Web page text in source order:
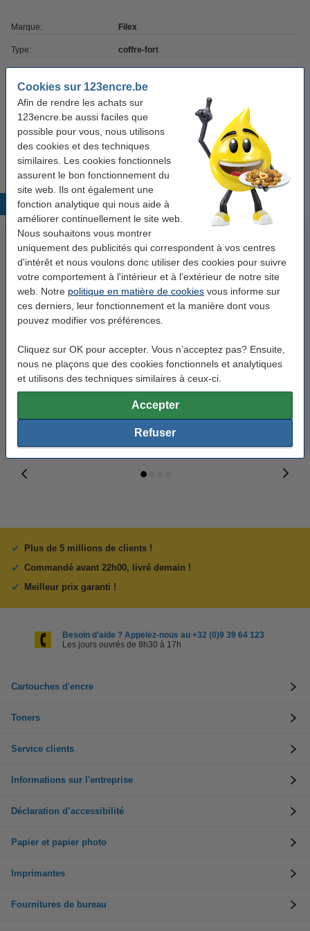
Cookies sur 123encre.be
Afin de rendre les achats sur
123encre.be aussi faciles que
possible pour vous, nous utilisons
des cookies et des techniques
similaires. Les cookies fonctionnels
assurent le bon fonctionnement du
site web. Ils ont également une
fonction analytique qui nous aide à
améliorer continuellement le site web.
Nous souhaitons vous montrer
uniquement des publicités qui correspondent à vos centres
d'intérêt et nous voulons donc utiliser des cookies pour suivre
votre comportement à l'intérieur et à l'extérieur de notre site
web. Notre politique en matière de cookies vous informe sur
ces derniers, leur fonctionnement et la manière dont vous
pouvez modifier vos préférences.
Cliquez sur OK pour accepter. Vous n’acceptez pas? Ensuite,
nous ne plaçons que des cookies fonctionnels et analytiques
et utilisons des techniques similaires à ceux-ci.
Accepter
Refuser
Marque: Filex
Type: coffre-fort
Fermeture: cylindre
Code produit: 224567
Produits populaires
Penlite piles AA 24 pièces
14,95 € Inclus : 21% de TVA
Micro piles AAA 24 pièces
14,95 € Inclus : 21% de TVA
Plus de 5 millions de clients !
Commandé avant 22h00, livré demain !
Meilleur prix garanti !
Besoin d’aide ? Appelez-nous au +32 (0)9 39 64 123
Les jours ouvrés de 8h30 à 17h
Cartouches d'encre
Toners
Service clients
Informations sur l'entreprise
Déclaration d’accessibilité
Papier et papier photo
Imprimantes
Fournitures de bureau